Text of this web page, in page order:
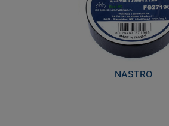
NASTRO